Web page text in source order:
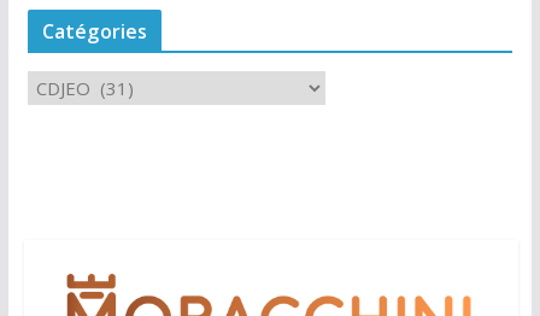
Catégories
a